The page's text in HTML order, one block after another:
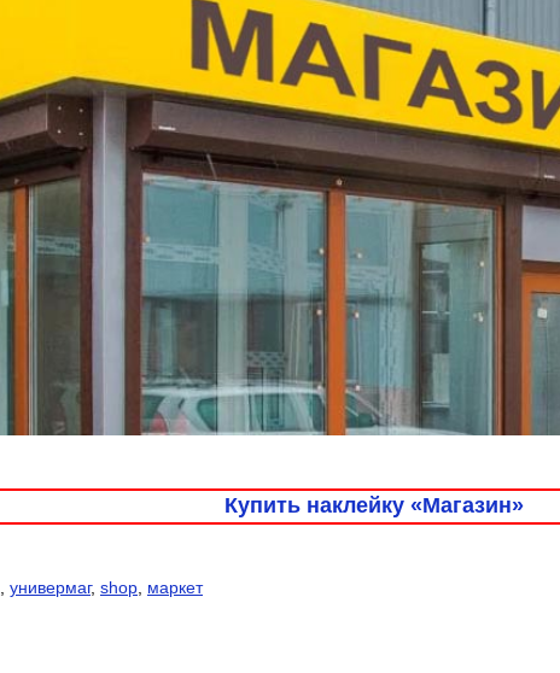
Купить наклейку «Магазин»
, универмаг, shop, маркет